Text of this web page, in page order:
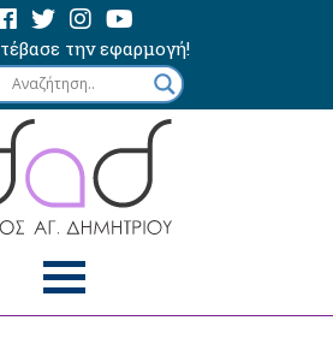
την εφαρμογή!